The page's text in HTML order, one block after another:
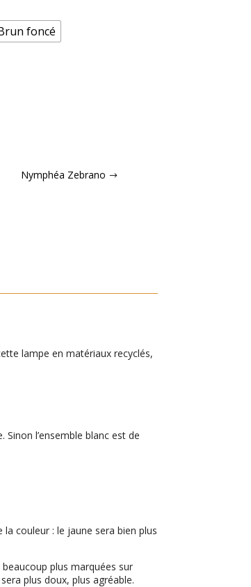
foncé
Nymphéa Zebrano
lampe en matériaux recyclés,
l’ensemble blanc est de
couleur : le jaune sera bien plus
plus marquées sur
plus doux, plus agréable.